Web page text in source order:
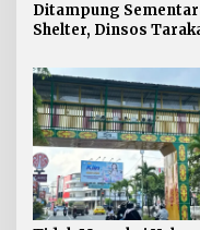
Ditampung
Shelter, Dinsos
Pekerja Asal Jawa